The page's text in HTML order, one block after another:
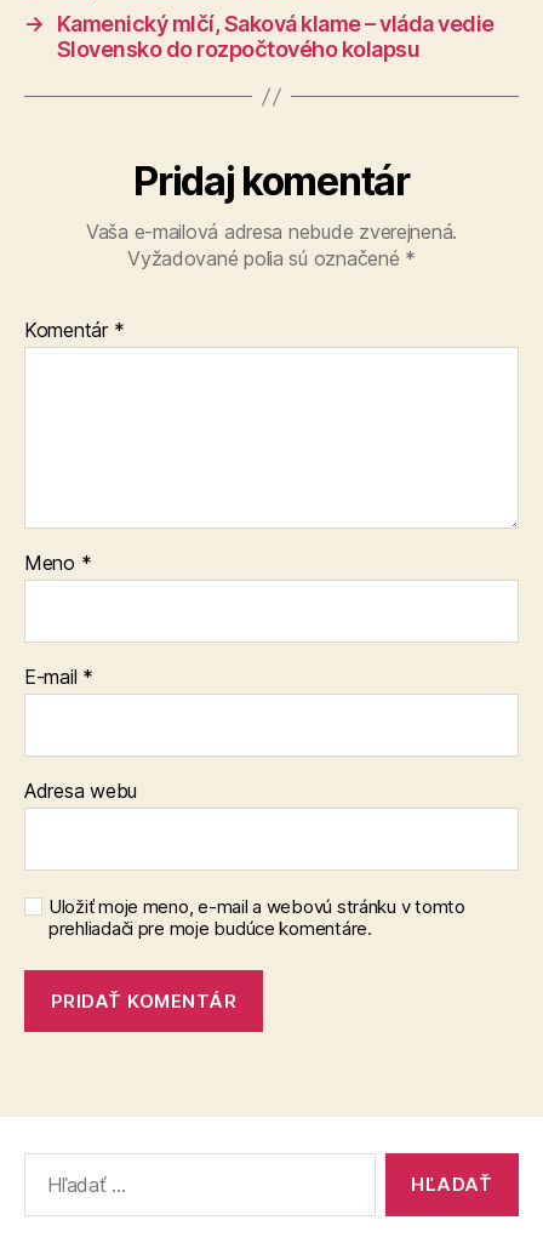
→
Kamenický mlčí, Saková klame – vláda vedie
Slovensko do rozpočtového kolapsu
Pridaj komentár
Vaša e-mailová adresa nebude zverejnená.
Vyžadované polia sú označené *
Komentár *
Meno *
E-mail *
Adresa webu
Uložiť moje meno, e-mail a webovú stránku v tomto
prehliadači pre moje budúce komentáre.